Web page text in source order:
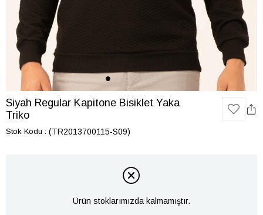
Siyah Regular Kapitone Bisiklet Yaka
Triko
Stok Kodu (TR2013700115-S09)
Ürün stoklarımızda kalmamıştır.